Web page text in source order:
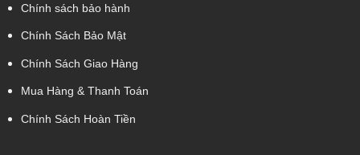
Chính sách bảo hành
Chính Sách Bảo Mật
Chính Sách Giao Hàng
Mua Hàng & Thanh Toán
Chính Sách Hoàn Tiền